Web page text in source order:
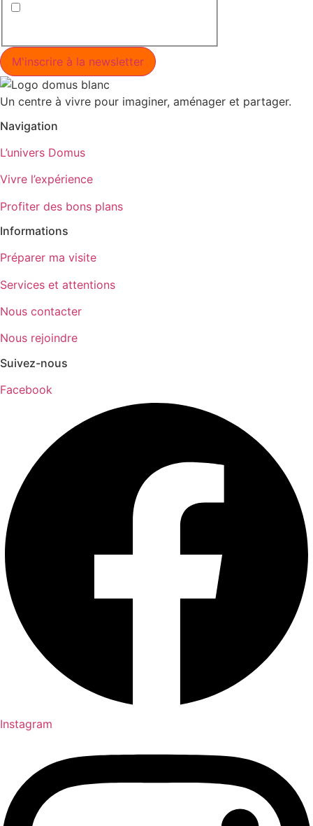
Un centre à vivre pour imaginer, aménager et partager.
Navigation
L’univers Domus
Vivre l’expérience
Profiter des bons plans
Informations
Préparer ma visite
Services et attentions
Nous contacter
Nous rejoindre
Suivez-nous
Facebook
Instagram